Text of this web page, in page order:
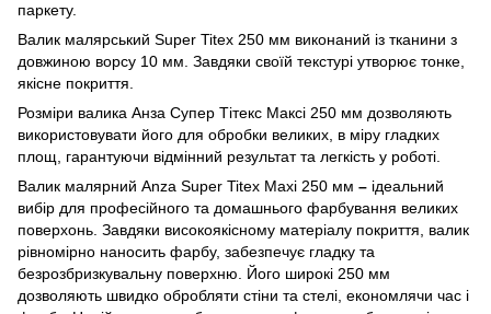
паркету.
Валик малярський Super Titex 250 мм виконаний із тканини з
довжиною ворсу 10 мм. Завдяки своїй текстурі утворює тонке,
якісне покриття.
Розміри валика Анза Супер Тітекс Максі 250 мм дозволяють
використовувати його для обробки великих, в міру гладких
площ, гарантуючи відмінний результат та легкість у роботі.
Валик малярний Anza Super Titex Maxi 250 мм – ідеальний
вибір для професійного та домашнього фарбування великих
поверхонь. Завдяки високоякісному матеріалу покриття, валик
рівномірно наносить фарбу, забезпечує гладку та
безрозбризкувальну поверхню. Його широкі 250 мм
дозволяють швидко обробляти стіни та стелі, економлячи час і